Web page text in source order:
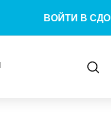
ВОЙТИ В СДО